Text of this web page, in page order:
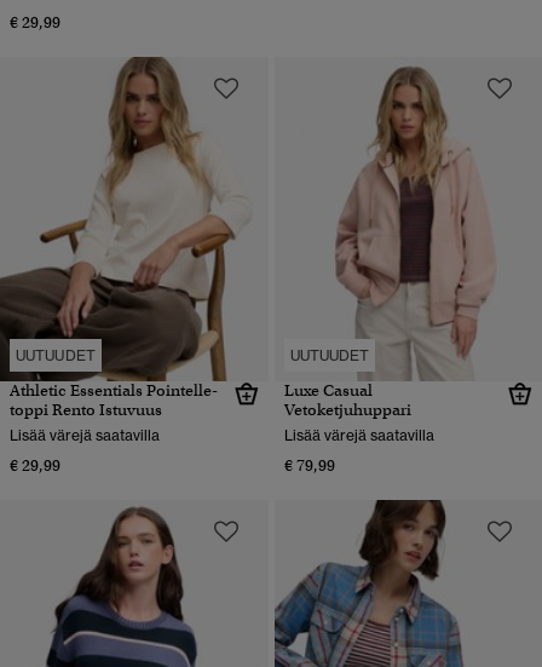
€ 29,99
UUTUUDET
Athletic Essentials Pointelle-
toppi Rento Istuvuus
Lisää värejä saatavilla
€ 29,99
UUTUUDET
Luxe Casual
Vetoketjuhuppari
Lisää värejä saatavilla
€ 79,99